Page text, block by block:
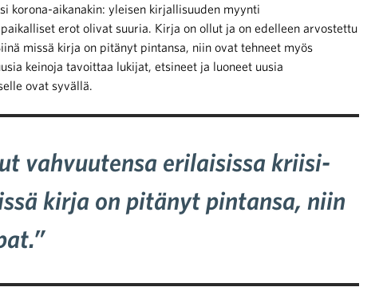
korona-aikanakin: yleisen kirjallisuuden myynti
erot olivat suuria. Kirja on ollut ja on edelleen arvostettu
missä kirja on pitänyt pintansa, niin ovat tehneet myös
keinoja tavoittaa lukijat, etsineet ja luoneet uusia
ovat syvällä.
vahvuutensa erilaisissa kriisi-
kirja on pitänyt pintansa, niin